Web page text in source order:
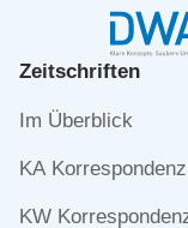
Zeitschriften
Navigation
Im Überblick
KA
KW